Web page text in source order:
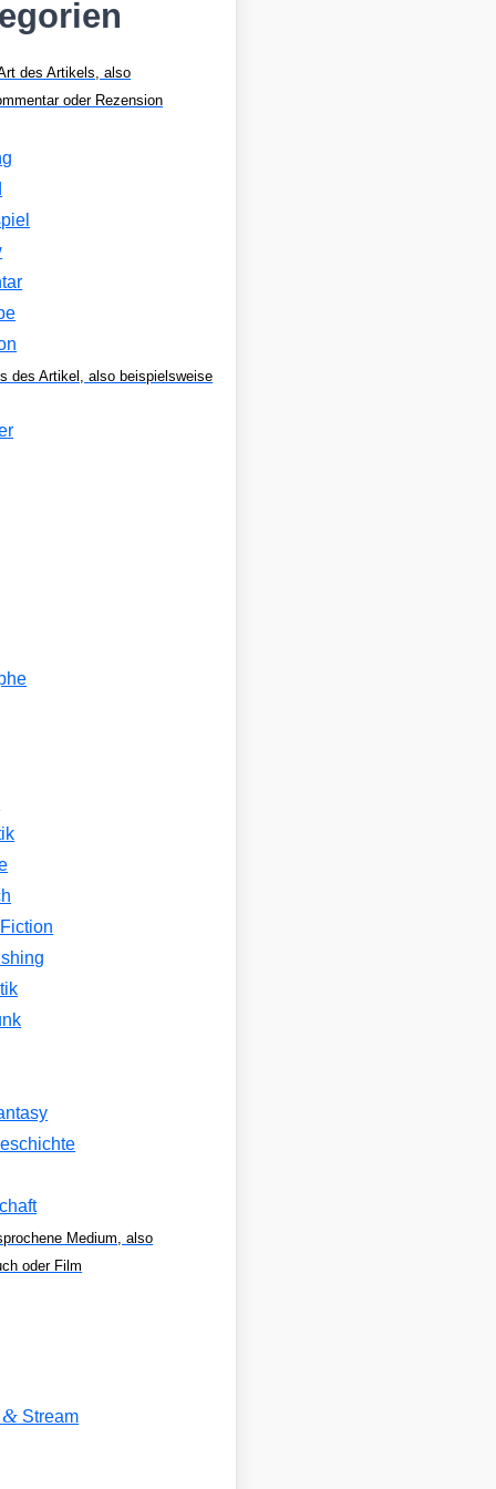
des Artikels, also
oder Rezension
des Artikel, also beispielsweise
Medium, also
oder Film
& Stream